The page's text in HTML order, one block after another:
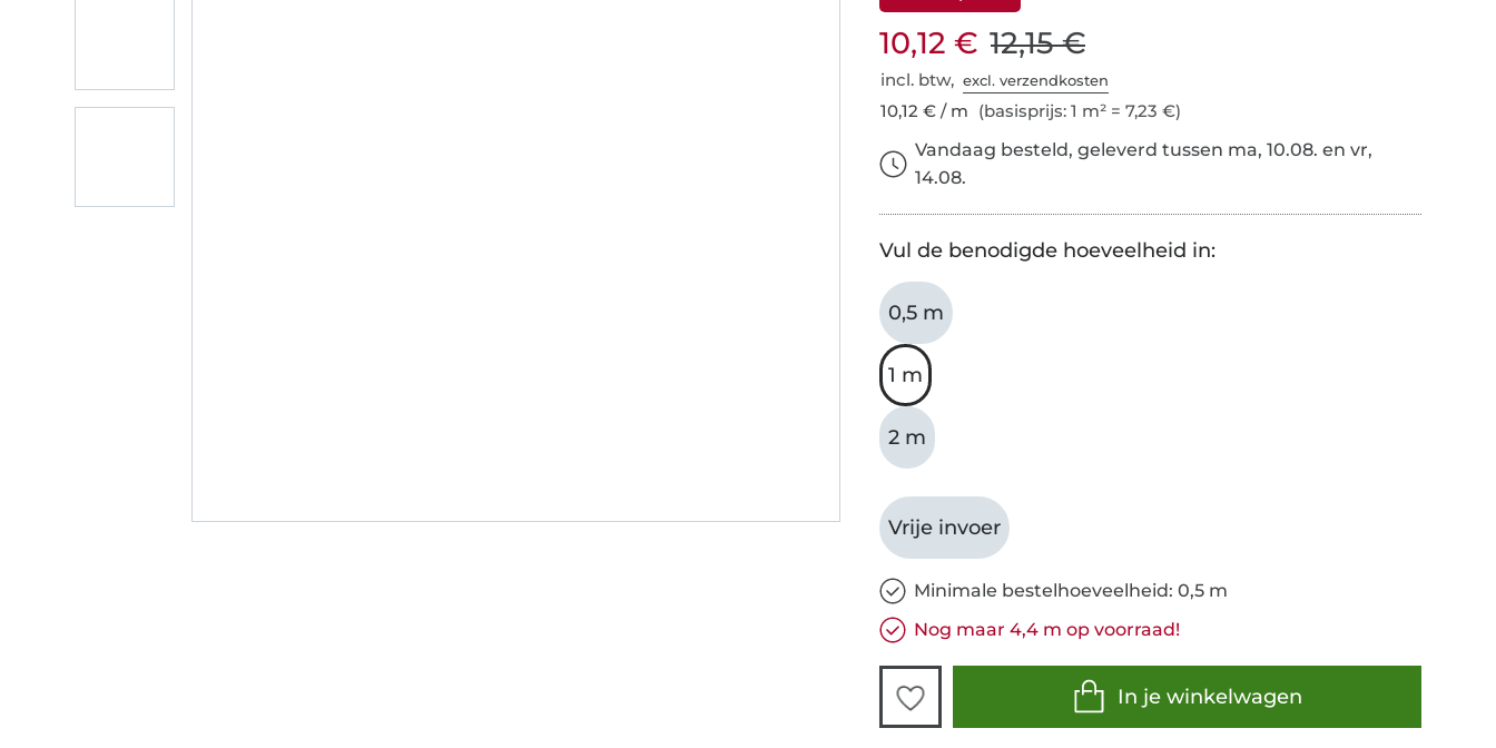
10,12 € 12,15 €
incl. btw,excl. verzendkosten
10,12 € / m (basisprijs: 1 m² = 7,23 €)
Vandaag besteld, geleverd tussen ma, 10.08. en vr,
14.08.
Vul de benodigde hoeveelheid in:
0,5 m
1 m
2 m
Vrije invoer
Minimale bestelhoeveelheid: 0,5 m
Nog maar 4,4 m op voorraad!
In je winkelwagen